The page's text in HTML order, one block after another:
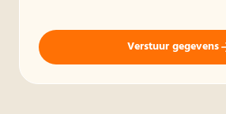
Verstuur gegevens